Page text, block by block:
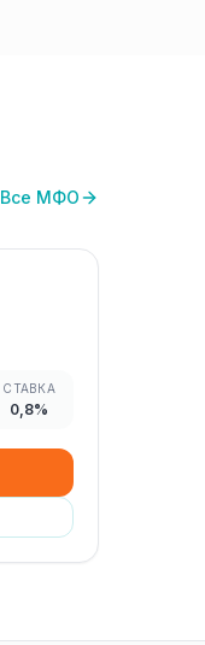
Все МФО
СТАВКА
0,8%